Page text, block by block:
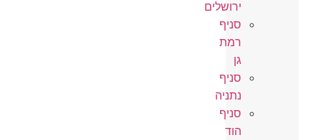
ירושלים
סניף
רמת
גן
סניף
נתניה
סניף
הוד